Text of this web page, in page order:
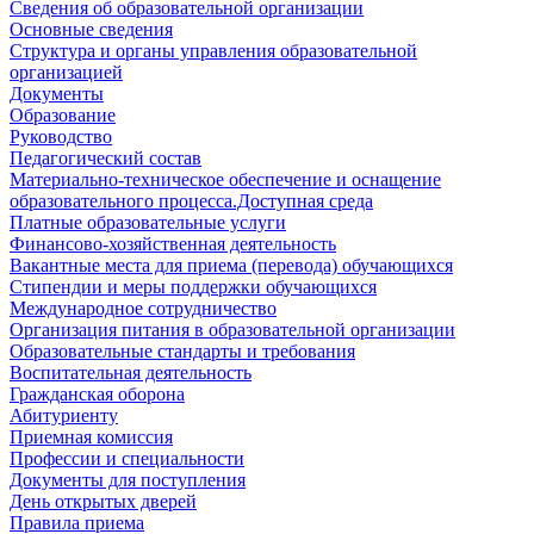
Сведения об образовательной организации
Основные сведения
Структура и органы управления образовательной
организацией
Документы
Образование
Руководство
Педагогический состав
Материально-техническое обеспечение и оснащение
образовательного процесса.Доступная среда
Платные образовательные услуги
Финансово-хозяйственная деятельность
Вакантные места для приема (перевода) обучающихся
Стипендии и меры поддержки обучающихся
Международное сотрудничество
Организация питания в образовательной организации
Образовательные стандарты и требования
Воспитательная деятельность
Гражданская оборона
Абитуриенту
Приемная комиссия
Профессии и специальности
Документы для поступления
День открытых дверей
Правила приема